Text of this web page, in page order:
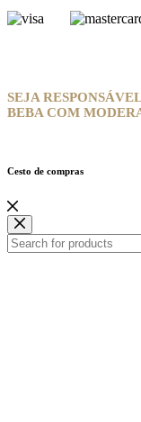
SEJA
BEBA COM
Cesto de compras